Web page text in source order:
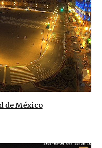
de México